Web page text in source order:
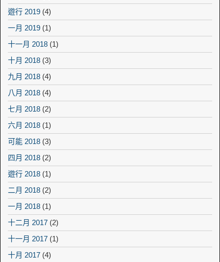
遊行 2019 (4)
一月 2019 (1)
十一月 2018 (1)
十月 2018 (3)
九月 2018 (4)
八月 2018 (4)
七月 2018 (2)
六月 2018 (1)
可能 2018 (3)
四月 2018 (2)
遊行 2018 (1)
二月 2018 (2)
一月 2018 (1)
十二月 2017 (2)
十一月 2017 (1)
十月 2017 (4)